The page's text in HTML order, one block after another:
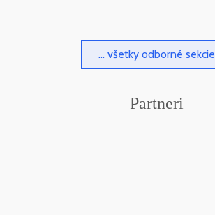
... všetky odborné sekcie
Partneri